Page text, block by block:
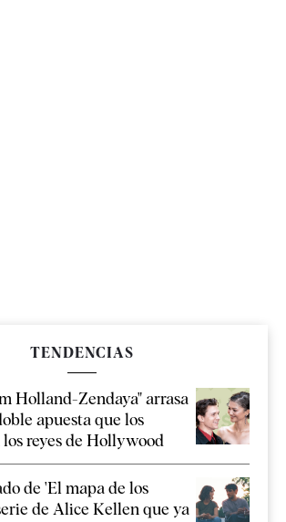
TENDENCIAS
Holland-Zendaya" arrasa
apuesta que los
reyes de Hollywood
de 'El mapa de los
de Alice Kellen que ya